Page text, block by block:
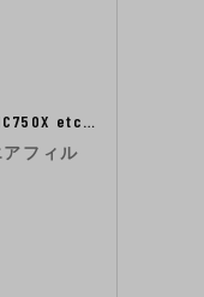
etc…
フィル